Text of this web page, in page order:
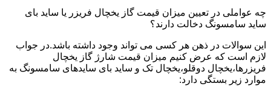
چه عواملی در تعیین میزان قیمت گاز یخچال فریزر یا ساید بای
ساید سامسونگ دخالت دارند؟
این سوالات در ذهن هر کسی می تواند وجود داشته باشد.در جواب
لازم است که عرض کنیم میزان قیمت شارژ گاز یخچال
فریزرها،یخچال دوقلو،یخچال تک و ساید بای سایدهای سامسونگ به
موارد زیر بستگی دارد: